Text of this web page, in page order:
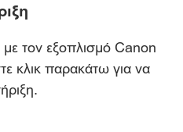
με τον εξοπλισμό Canon
κλικ παρακάτω για να